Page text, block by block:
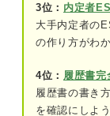
差別
己
3位： 内定者
大手内定者の
の作り方がわ
4位： 履歴書完
履歴書の書き
を確認にしよう